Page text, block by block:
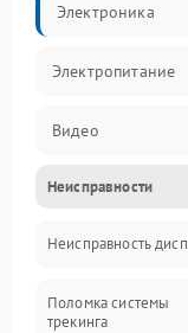
Электроника
Электропитание
Видео
ПО
Сенсоры
Механические
Неисправности
Неисправность
Поломка системы
трекинга